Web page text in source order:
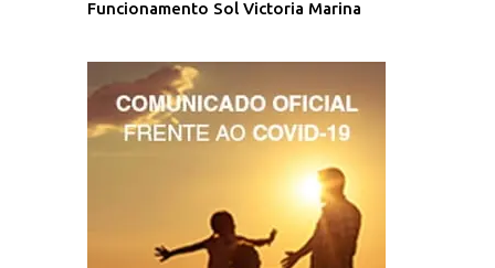
Funcionamento Sol Victoria Marina